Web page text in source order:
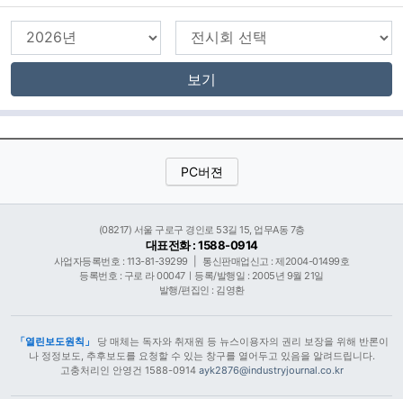
보기
PC버젼
(08217) 서울 구로구 경인로 53길 15, 업무A동 7층
대표전화 : 1588-0914
사업자등록번호 : 113-81-39299
통신판매업신고 : 제2004-01499호
등록번호 : 구로 라 00047ㅣ등록/발행일 : 2005년 9월 21일
발행/편집인 : 김영환
「열린보도원칙」
당 매체는 독자와 취재원 등 뉴스이용자의 권리 보장을 위해 반론이
나 정정보도, 추후보도를 요청할 수 있는 창구를 열어두고 있음을 알려드립니다.
고충처리인 안영건 1588-0914 ayk2876@industryjournal.co.kr